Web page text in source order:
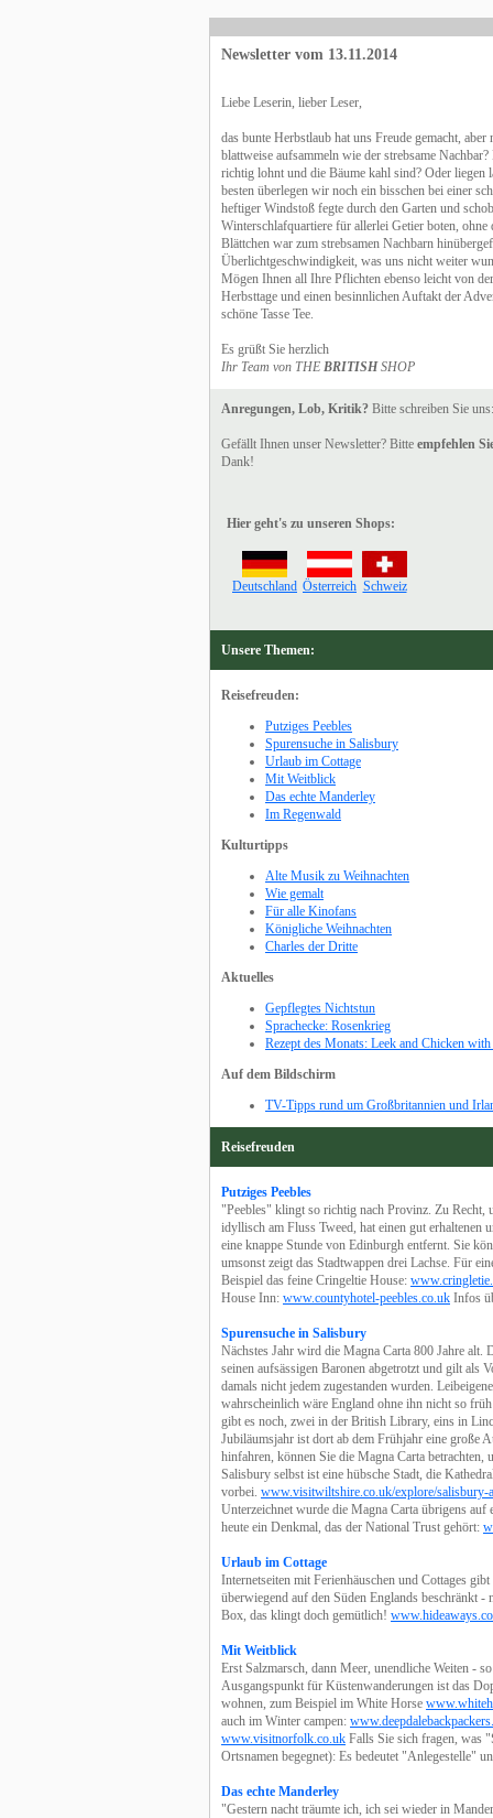
Newsletter vom 13.11.2014
Liebe Leserin, lieber Leser,
das bunte Herbstlaub hat uns Freude gemacht,
blattweise aufsammeln wie der strebsame
richtig lohnt und die Bäume kahl sind? Oder
besten überlegen wir noch ein bisschen bei einer
heftiger Windstoß fegte durch den Garten und
Winterschlafquartiere für allerlei Getier boten,
Blättchen war zum strebsamen Nachbarn
Überlichtgeschwindigkeit, was uns nicht weiter
Mögen Ihnen all Ihre Pflichten ebenso leicht von
Herbsttage und einen besinnlichen Auftakt der
schöne Tasse Tee.
Es grüßt Sie herzlich
Ihr Team von THE BRITISHSHOP
Anregungen, Lob, Kritik? Bitte schreiben Sie
Gefällt Ihnen unser Newsletter? Bitte empfehlen
Dank!
Hier geht's zu unseren Shops:
Deutschland Österreich Schweiz
Unsere Themen:
Reisefreuden:
Putziges Peebles
Spurensuche in Salisbury
Urlaub im Cottage
Mit Weitblick
Das echte Manderley
Im Regenwald
Kulturtipps
Alte Musik zu Weihnachten
Wie gemalt
Für alle Kinofans
Königliche Weihnachten
Charles der Dritte
Aktuelles
Gepflegtes Nichtstun
Sprachecke: Rosenkrieg
Rezept des Monats: Leek and Chicken
Auf dem Bildschirm
TV-Tipps rund um Großbritannien und
Reisefreuden
Putziges Peebles
"Peebles" klingt so richtig nach Provinz. Zu Recht,
idyllisch am Fluss Tweed, hat einen gut
eine knappe Stunde von Edinburgh entfernt. Sie
umsonst zeigt das Stadtwappen drei Lachse. Für
Beispiel das feine Cringeltie House:
House Inn: www.countyhotel-peebles.co.uk Infos
Spurensuche in Salisbury
Nächstes Jahr wird die Magna Carta 800 Jahre
seinen aufsässigen Baronen abgetrotzt und gilt als
damals nicht jedem zugestanden wurden.
wahrscheinlich wäre England ohne ihn nicht so
gibt es noch, zwei in der British Library, eins in
Jubiläumsjahr ist dort ab dem Frühjahr eine große
hinfahren, können Sie die Magna Carta betrachten,
Salisbury selbst ist eine hübsche Stadt, die
vorbei. www.visitwiltshire.co.uk/explore/salisbury-
Unterzeichnet wurde die Magna Carta übrigens
heute ein Denkmal, das der National Trust gehört:
Urlaub im Cottage
Internetseiten mit Ferienhäuschen und Cottages
überwiegend auf den Süden Englands beschränkt
Box, das klingt doch gemütlich!
Mit Weitblick
Erst Salzmarsch, dann Meer, unendliche Weiten -
Ausgangspunkt für Küstenwanderungen ist das
wohnen, zum Beispiel im White Horse
auch im Winter campen:
www.visitnorfolk.co.uk Falls Sie sich fragen, was
Ortsnamen begegnet): Es bedeutet "Anlegestelle"
Das echte Manderley
"Gestern nacht träumte ich, ich sei wieder in